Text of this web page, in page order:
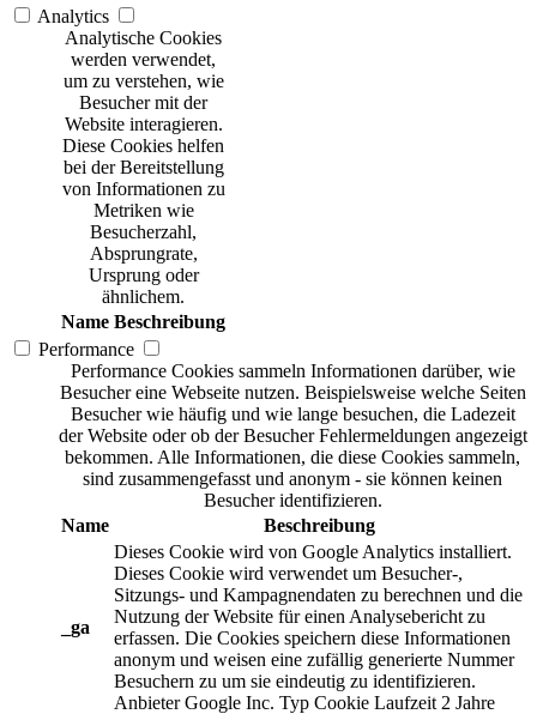
Analytics
Analytische Cookies
werden verwendet,
um zu verstehen, wie
Besucher mit der
Website interagieren.
Diese Cookies helfen
bei der Bereitstellung
von Informationen zu
Metriken wie
Besucherzahl,
Absprungrate,
Ursprung oder
ähnlichem.
Name Beschreibung
Performance
Performance Cookies sammeln Informationen darüber, wie
Besucher eine Webseite nutzen. Beispielsweise welche Seiten
Besucher wie häufig und wie lange besuchen, die Ladezeit
der Website oder ob der Besucher Fehlermeldungen angezeigt
bekommen. Alle Informationen, die diese Cookies sammeln,
sind zusammengefasst und anonym - sie können keinen
Besucher identifizieren.
Name
Beschreibung
_ga
Dieses Cookie wird von Google Analytics installiert.
Dieses Cookie wird verwendet um Besucher-,
Sitzungs- und Kampagnendaten zu berechnen und die
Nutzung der Website für einen Analysebericht zu
erfassen. Die Cookies speichern diese Informationen
anonym und weisen eine zufällig generierte Nummer
Besuchern zu um sie eindeutig zu identifizieren.
Anbieter Google Inc. Typ Cookie Laufzeit 2 Jahre